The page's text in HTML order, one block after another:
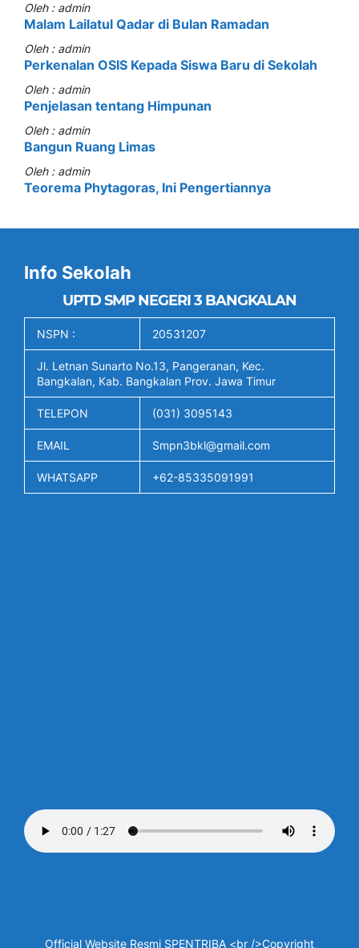
Oleh : admin
Malam Lailatul Qadar di Bulan Ramadan
Oleh : admin
Perkenalan OSIS Kepada Siswa Baru di Sekolah
Oleh : admin
Penjelasan tentang Himpunan
Oleh : admin
Bangun Ruang Limas
Oleh : admin
Teorema Phytagoras, Ini Pengertiannya
Info Sekolah
UPTD SMP NEGERI 3 BANGKALAN
NSPN : 20531207
Jl. Letnan Sunarto No.13, Pangeranan, Kec.
Bangkalan, Kab. Bangkalan Prov. Jawa Timur
TELEPON (031) 3095143
EMAIL Smpn3bkl@gmail.com
WHATSAPP +62-85335091991
Official Website Resmi SPENTRIBA <br />Copyright